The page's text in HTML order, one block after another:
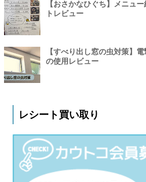
【おさかなひぐち】メニュ
トレビュー
【すべり出し窓の虫対策】
の使用レビュー
レシート買い取り